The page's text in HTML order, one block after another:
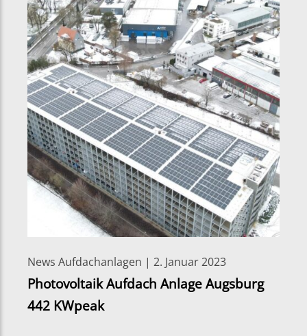
News Aufdachanlagen | 2. Januar 2023
Photovoltaik Aufdach Anlage Augsburg
442 KWpeak